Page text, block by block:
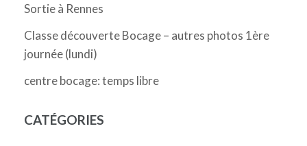
Sortie à Rennes
Classe découverte Bocage – autres photos 1ère
journée (lundi)
centre bocage: temps libre
CATÉGORIES